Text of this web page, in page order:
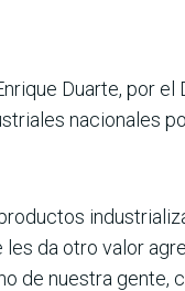
Duarte, por el
nacionales
da otro valor
de nuestra gente,